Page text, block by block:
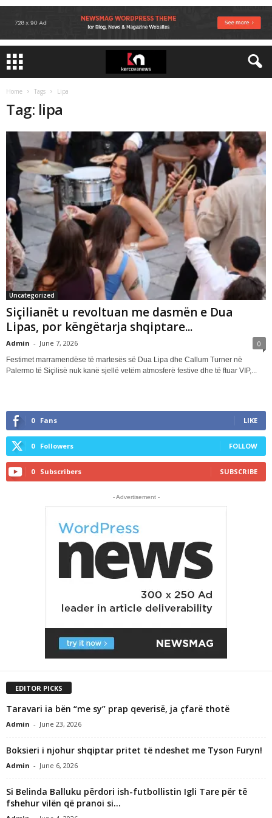
Home Tags Lipa
Tag: lipa
Uncategorized
Siçilianët u revoltuan me dasmën e Dua
Lipas, por këngëtarja shqiptare...
Admin - June 7, 2026 0
Festimet marramendëse të martesës së Dua Lipa dhe Callum Turner në
Palermo të Siçilisë nuk kanë sjellë vetëm atmosferë festive dhe të ftuar VIP,...
0 Fans LIKE
0 Followers FOLLOW
0 Subscribers SUBSCRIBE
- Advertisement -
EDITOR PICKS
Taravari ia bën “me sy” prap qeverisë, ja çfarë thotë
Admin - June 23, 2026
Boksieri i njohur shqiptar pritet të ndeshet me Tyson Furyn!
Admin - June 6, 2026
Si Belinda Balluku përdori ish-futbollistin Igli Tare për të
fshehur vilën që pranoi si...